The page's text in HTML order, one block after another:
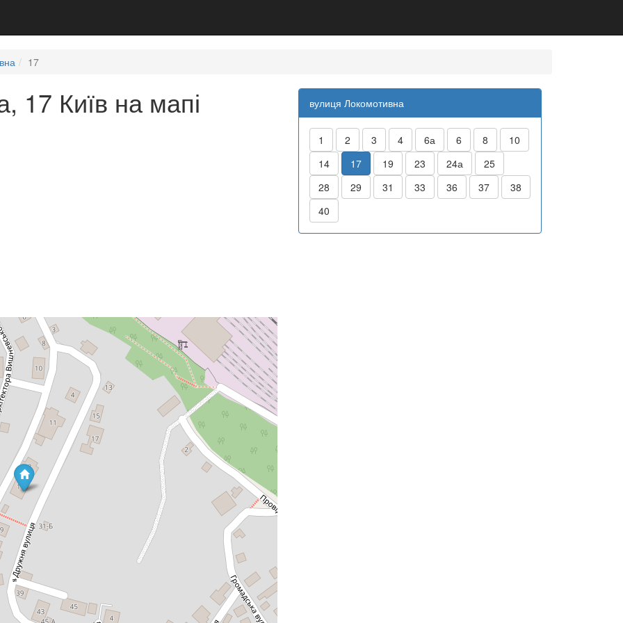
17
17 Київ на мапі вулиця Локомотивна
1 2 3 4 6а 6 8
10
14
17 19 23 24а
25
28
29 31 33 36 37
38
40